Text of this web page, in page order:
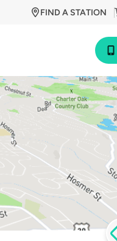
FIND A STATION